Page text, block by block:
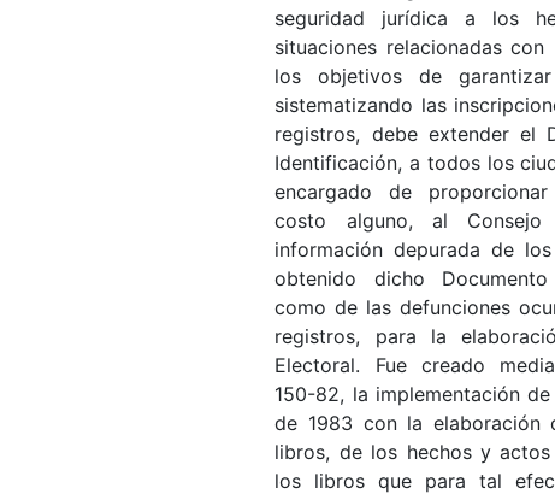
seguridad jurídica a los
situaciones relacionadas
los objetivos de
sistematizando las
registros, debe extender el
Identificación, a todos los
encargado de
costo alguno, al Consejo
información depurada de
obtenido dicho
como de las defunciones
registros, para la
Electoral. Fue creado
150-82, la implementación
de 1983 con la elaboración
libros, de los hechos y
los libros que para tal